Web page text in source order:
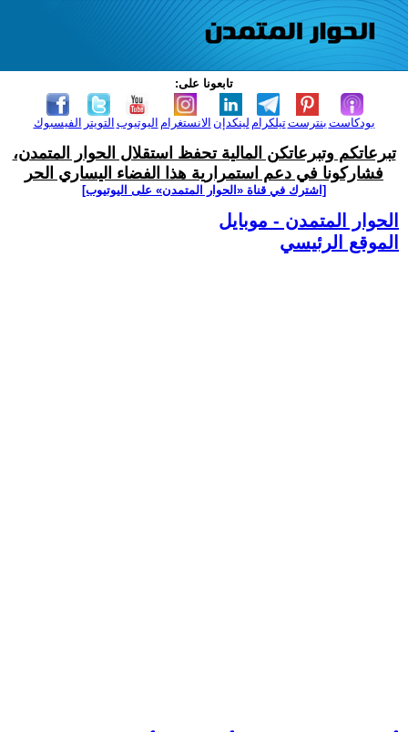
تابعونا على:
الفيسبوك التويتر اليوتيوب الانستغرام لينكدإن تيلكرامبنترست بودكاست
تبرعاتكم وتبرعاتكن المالية تحفظ استقلال الحوار المتمدن،
فشاركونا في دعم استمرارية هذا الفضاء اليساري الحر
[اشترك في قناة ‫«الحوار المتمدن» على اليوتيوب]
الحوار المتمدن - موبايل
الموقع الرئيسي